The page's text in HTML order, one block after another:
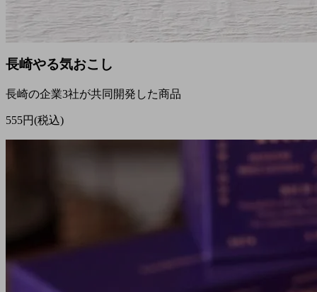
長崎やる気おこし
長崎の企業3社が共同開発した商品
555円(税込)